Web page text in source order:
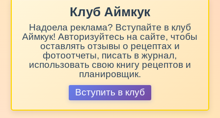
Клуб Аймкук
Надоела реклама? Вступайте в клуб
Аймкук! Авторизуйтесь на сайте, чтобы
оставлять отзывы о рецептах и
фотоотчеты, писать в журнал,
использовать свою книгу рецептов и
планировщик.
Вступить в клуб